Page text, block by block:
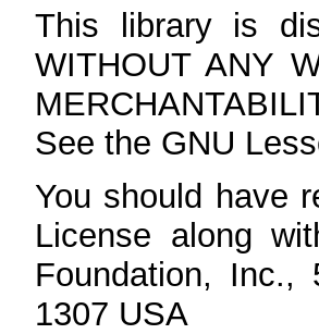
This library is
WITHOUT ANY
See the GNU
You should have
License along
Foundation, Inc.,
1307 USA